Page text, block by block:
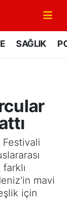
SAĞLIK
Festivali
mavi
için